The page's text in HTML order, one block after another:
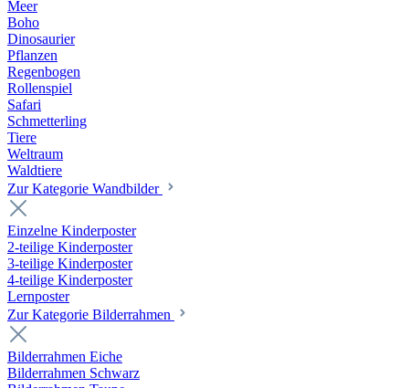
Meer
Boho
Dinosaurier
Pflanzen
Regenbogen
Rollenspiel
Safari
Schmetterling
Tiere
Weltraum
Waldtiere
Zur Kategorie Wandbilder
Einzelne Kinderposter
2-teilige Kinderposter
3-teilige Kinderposter
4-teilige Kinderposter
Lernposter
Zur Kategorie Bilderrahmen
Bilderrahmen Eiche
Bilderrahmen Schwarz